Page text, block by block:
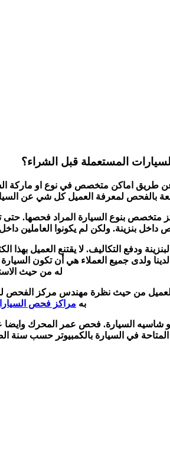
المستعملة قبل الشراء؟
اماكن متخصص في نوع او ماركة
بالفحص لمعرفة العميل كل شي عن
بنوع السيارة المراد فحصها.
داخل بنزينة. ولكن لم يكونوا العاملين
ودفع التكاليف. لا يقتنع العميل
ولدى جميع العملاء هي أن تكون
له من حيث
للعميل من حيث نظرة مهندس مركز الفحص
به مراكز فحص
أو شاسيه السيارة. فحص عمر المحرك
في السيارة بالكمبيوتر حسب سنة